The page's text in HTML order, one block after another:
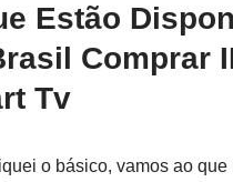
Estão
Comprar
Tv
o básico, vamos ao que